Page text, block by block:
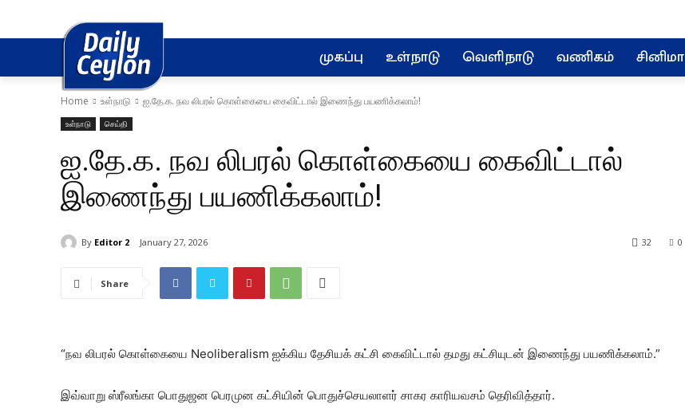
முகப்பு உள்நாடு வெளிநாடு வணிகம் சினிமா
Home உள்நாடு ஐ.தே.க. நவ லிபரல் கொள்கையை கைவிட்டால் இணைந்து பயணிக்கலாம்!
உள்நாடு செய்தி
ஐ.தே.க. நவ லிபரல் கொள்கையை கைவிட்டால்
இணைந்து பயணிக்கலாம்!
By Editor 2 January 27, 2026 0
32
Share
“நவ லிபரல் கொள்கையை Neoliberalism ஐக்கிய தேசியக் கட்சி கைவிட்டால் தமது கட்சியுடன் இணைந்து பயணிக்கலாம்.”
இவ்வாறு ஸ்ரீலங்கா பொதுஜன பெரமுன கட்சியின் பொதுச்செயலாளர் சாகர காரியவசம் தெரிவித்தார்.